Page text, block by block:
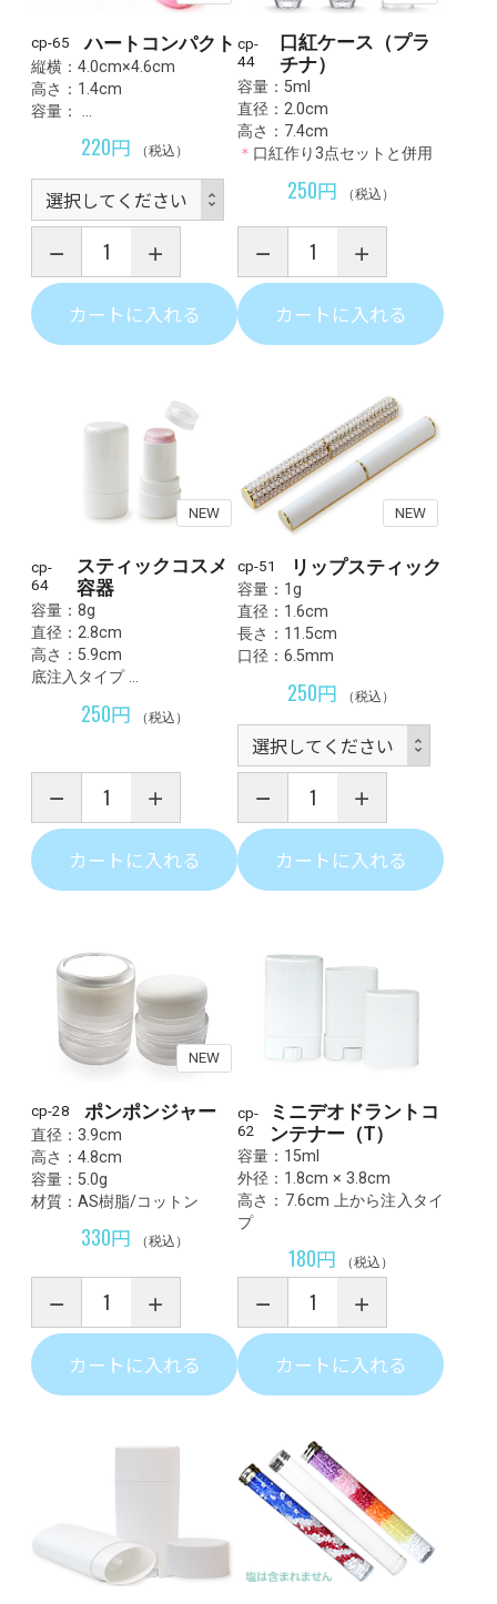
cp-65 ハートコンパクト
縦横：4.0cm×4.6cm
高さ：1.4cm
容量： …
220円 （税込）
カートに入れる
cp-
44
口紅ケース（プラ
チナ）
容量：5ml
直径：2.0cm
高さ：7.4cm
＊ 口紅作り3点セットと併用
250円 （税込）
カートに入れる
NEW
cp-
64
スティックコスメ
容器
容量：8g
直径：2.8cm
高さ：5.9cm
底注入タイプ …
250円 （税込）
カートに入れる
NEW
cp-51 リップスティック
容量：1g
直径：1.6cm
長さ：11.5cm
口径：6.5mm
250円 （税込）
カートに入れる
NEW
cp-28 ポンポンジャー
直径：3.9cm
高さ：4.8cm
容量：5.0g
材質：AS樹脂/コットン
330円 （税込）
カートに入れる
cp-
62
ミニデオドラントコ
ンテナー（T）
容量：15ml
外径：1.8cm × 3.8cm
高さ：7.6cm 上から注入タイ
プ
180円 （税込）
カートに入れる